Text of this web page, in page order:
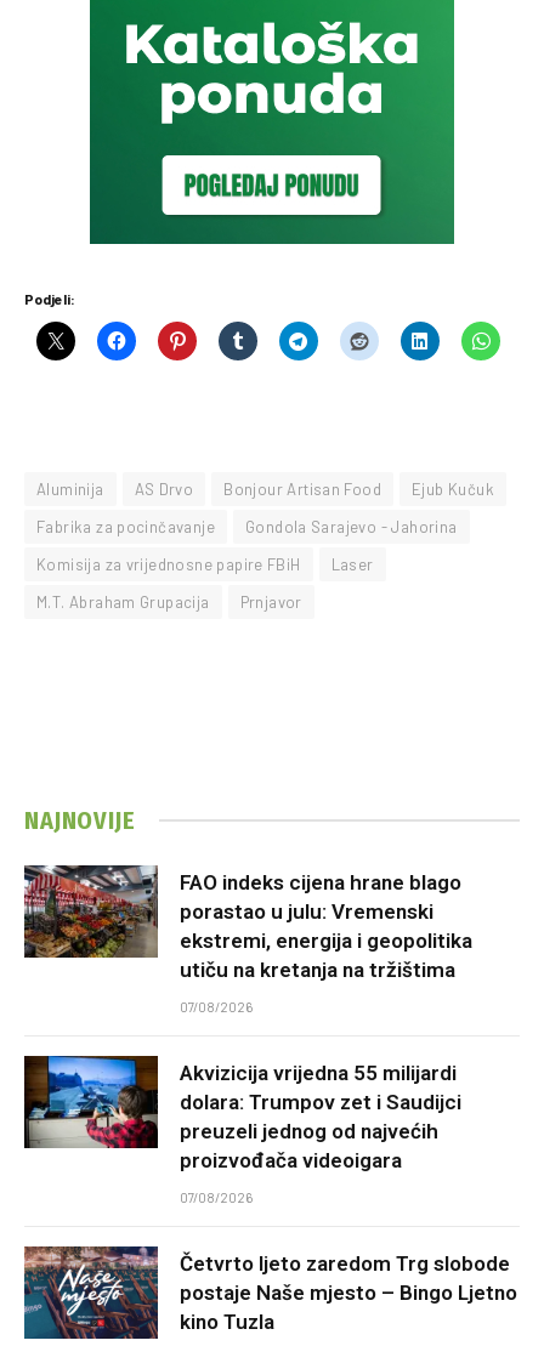
Podjeli:
Aluminija AS Drvo Bonjour Artisan Food
Ejub Kučuk
Fabrika za pocinčavanje
Gondola Sarajevo - Jahorina
Komisija za vrijednosne papire FBiH
Laser
M.T. Abraham Grupacija
Prnjavor
NAJNOVIJE
FAO indeks cijena hrane blago
porastao u julu: Vremenski
ekstremi, energija i geopolitika
utiču na kretanja na tržištima
07/08/2026
Akvizicija vrijedna 55 milijardi
dolara: Trumpov zet i Saudijci
preuzeli jednog od najvećih
proizvođača videoigara
07/08/2026
Četvrto ljeto zaredom Trg slobode
postaje Naše mjesto – Bingo Ljetno
kino Tuzla